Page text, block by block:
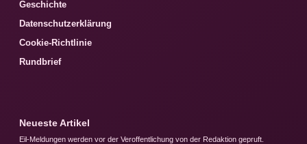
Geschichte
Datenschutzerklärung
Cookie-Richtlinie
Rundbrief
Neueste Artikel
Eil-Meldungen werden vor der Veroffentlichung von der Redaktion gepruft.